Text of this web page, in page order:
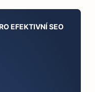
EFEKTIVNÍ SEO